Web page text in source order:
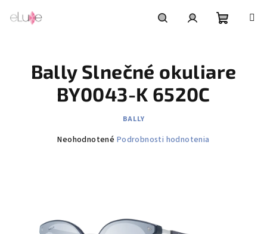
košík
Bally Slnečné okuliare
BY0043-K 6520C
BALLY
Priemerné
hviezdičiek.
Neohodnotené Podrobnosti hodnotenia